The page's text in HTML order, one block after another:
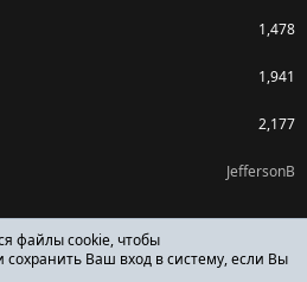
1,478
1,941
2,177
JeffersonB
файлы cookie, чтобы
сохранить Ваш вход в систему, если Вы